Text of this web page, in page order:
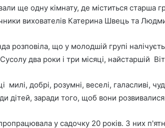
ще одну кімнату, де міститься старша
вихователів Катерина Швець та
розповіла, що у молодшій групі
два роки і три місяці, найстаршій
милі, добрі, розумні, веселі, галасливі,
дітей, заради того, щоб вони
у садочку 20 років. З них